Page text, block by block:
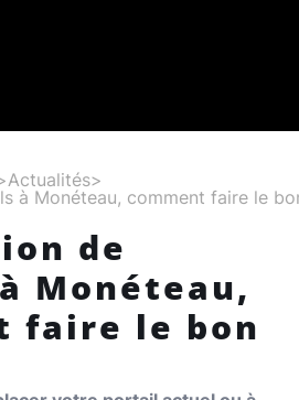
Actualités>
à Monéteau, comment faire le
de
Monéteau,
faire le bon